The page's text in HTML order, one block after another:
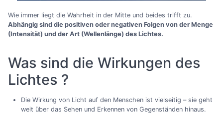
Wie immer liegt die Wahrheit in der Mitte und beides trifft zu.
Abhängig sind die positiven oder negativen Folgen von der Menge
(Intensität) und der Art (Wellenlänge) des Lichtes.
Was sind die Wirkungen des
Lichtes ?
Die Wirkung von Licht auf den Menschen ist vielseitig – sie geht
weit über das Sehen und Erkennen von Gegenständen hinaus.